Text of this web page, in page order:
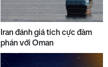
Iran đánh giá tích cực đàm
phán với Oman